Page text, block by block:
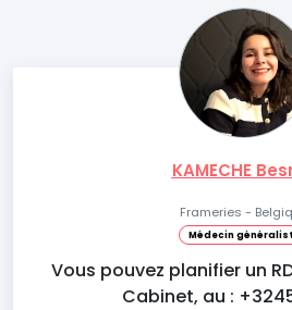
KAMECHE
Frameries -
Médecin
Vous pouvez planifier un
Cabinet, au :